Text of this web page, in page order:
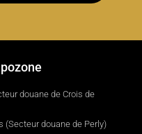
douane de Crois de
(Secteur douane de Perly)